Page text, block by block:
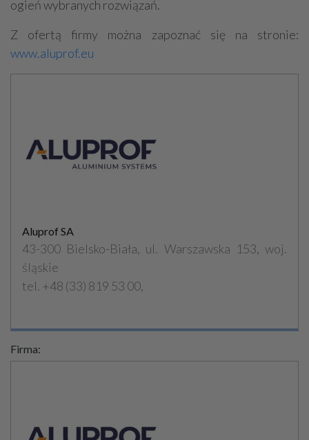
ogień wybranych rozwiązań.
Z ofertą firmy można zapoznać się na stronie:
www.aluprof.eu
Aluprof SA
43-300 Bielsko-Biała, ul. Warszawska 153, woj.
śląskie
tel. +48 (33) 819 53 00,
Firma: